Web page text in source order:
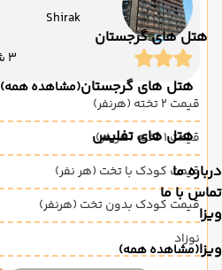
هتل های گرجستان
هتل های گرجستان(مشاهده همه)
هتل های تفلیس
درباره ما
تماس با ما
ویزا
ویزا(مشاهده همه)
Shirak
3 شب
قیمت 2 تخته (هرنفر)
قیمت 1 تخته (هرنفر)
قیمت کودک با تخت (هر نفر)
قیمت کودک بدون تخت (هرنفر)
نوزاد